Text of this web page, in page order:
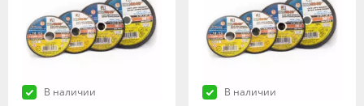
В наличии
В наличии